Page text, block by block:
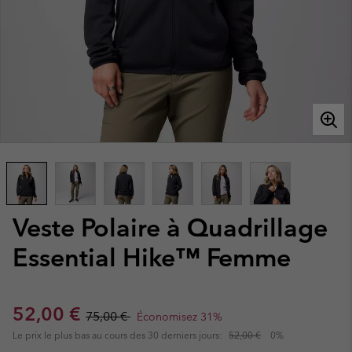
Veste Polaire à Quadrillage
Essential Hike™ Femme
Sale price:
52,00 € Regular price:
75,00 € Économisez 31%
Le prix le plus bas au cours des 30 derniers jours: 52,00 € 0%